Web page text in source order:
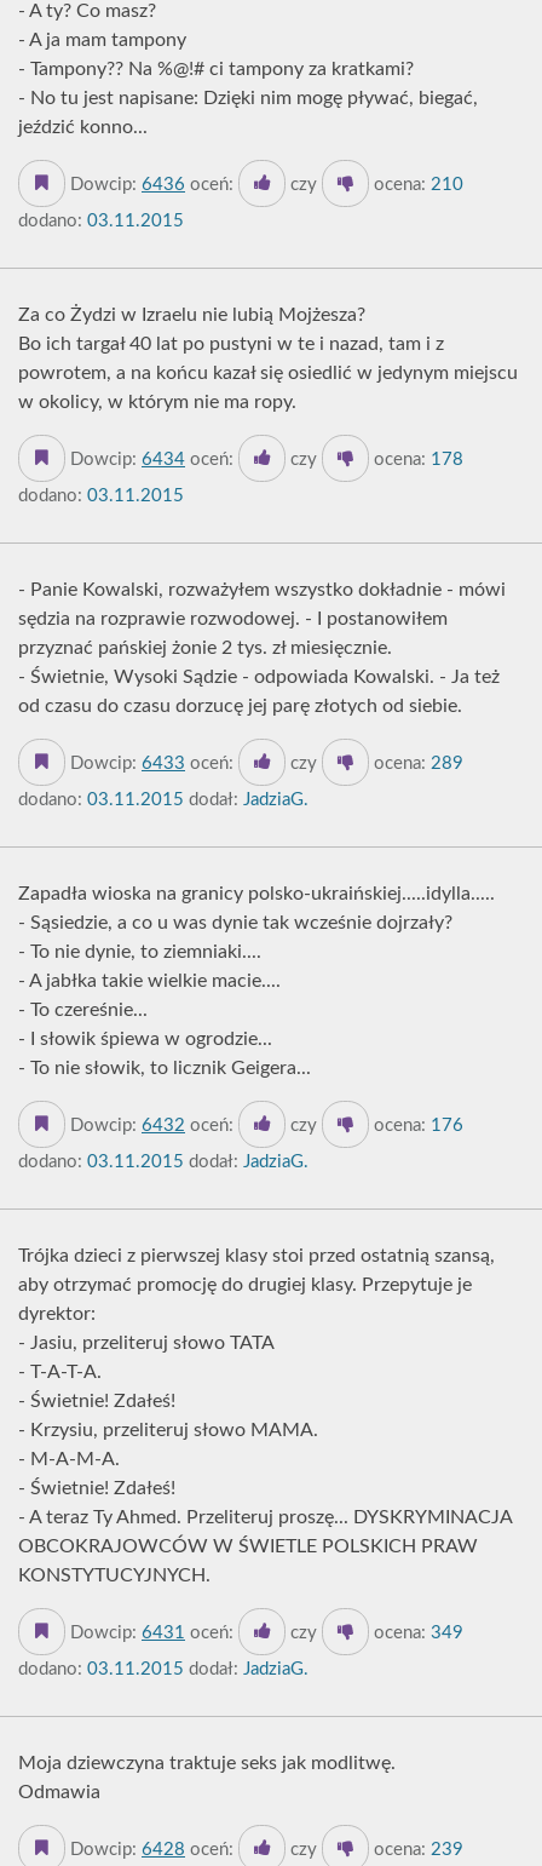
- A ty? Co masz?
- A ja mam tampony
- Tampony?? Na %@!# ci tampony za kratkami?
- No tu jest napisane: Dzięki nim mogę pływać, biegać,
jeździć konno...
Dowcip: 6436 oceń: czy ocena: 210
dodano: 03.11.2015
Za co Żydzi w Izraelu nie lubią Mojżesza?
Bo ich targał 40 lat po pustyni w te i nazad, tam i z
powrotem, a na końcu kazał się osiedlić w jedynym miejscu
w okolicy, w którym nie ma ropy.
Dowcip: 6434 oceń: czy ocena: 178
dodano: 03.11.2015
- Panie Kowalski, rozważyłem wszystko dokładnie - mówi
sędzia na rozprawie rozwodowej. - I postanowiłem
przyznać pańskiej żonie 2 tys. zł miesięcznie.
- Świetnie, Wysoki Sądzie - odpowiada Kowalski. - Ja też
od czasu do czasu dorzucę jej parę złotych od siebie.
Dowcip: 6433 oceń: czy ocena: 289
dodano: 03.11.2015 dodał: JadziaG.
Zapadła wioska na granicy polsko-ukraińskiej.....idylla.....
- Sąsiedzie, a co u was dynie tak wcześnie dojrzały?
- To nie dynie, to ziemniaki....
- A jabłka takie wielkie macie....
- To czereśnie...
- I słowik śpiewa w ogrodzie...
- To nie słowik, to licznik Geigera...
Dowcip: 6432 oceń: czy ocena: 176
dodano: 03.11.2015 dodał: JadziaG.
Trójka dzieci z pierwszej klasy stoi przed ostatnią szansą,
aby otrzymać promocję do drugiej klasy. Przepytuje je
dyrektor:
- Jasiu, przeliteruj słowo TATA
- T-A-T-A.
- Świetnie! Zdałeś!
- Krzysiu, przeliteruj słowo MAMA.
- M-A-M-A.
- Świetnie! Zdałeś!
- A teraz Ty Ahmed. Przeliteruj proszę... DYSKRYMINACJA
OBCOKRAJOWCÓW W ŚWIETLE POLSKICH PRAW
KONSTYTUCYJNYCH.
Dowcip: 6431 oceń: czy ocena: 349
dodano: 03.11.2015 dodał: JadziaG.
Moja dziewczyna traktuje seks jak modlitwę.
Odmawia
Dowcip: 6428 oceń: czy ocena: 239